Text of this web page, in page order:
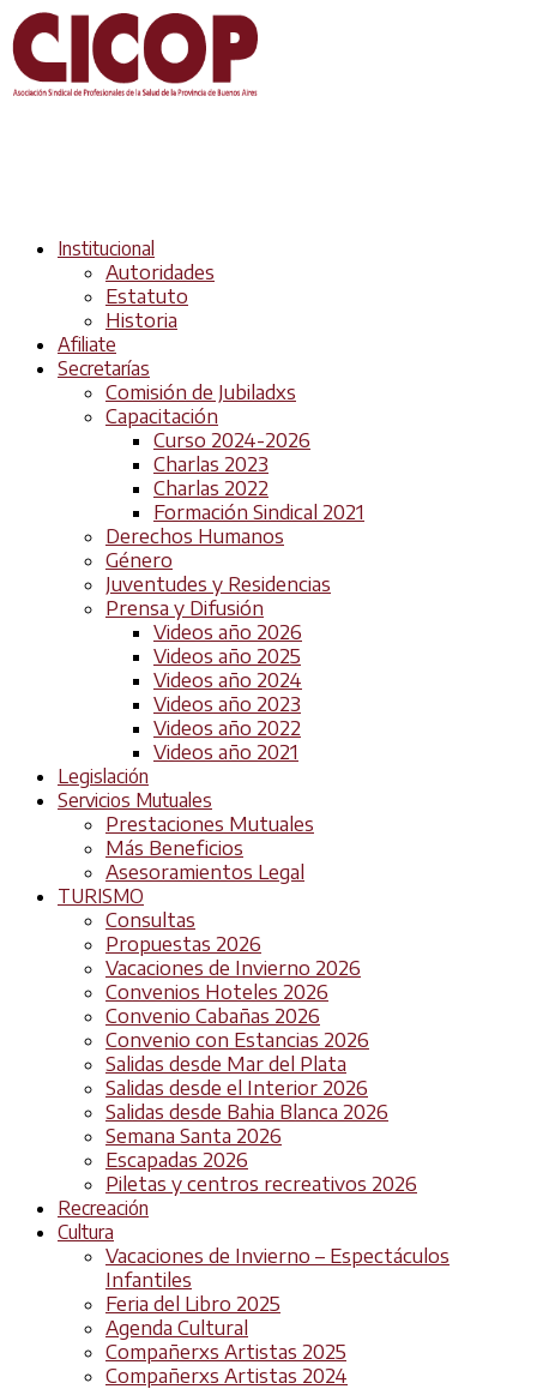
Institucional
Autoridades
Estatuto
Historia
Afiliate
Secretarías
Comisión de Jubiladxs
Capacitación
Curso 2024-2026
Charlas 2023
Charlas 2022
Formación Sindical 2021
Derechos Humanos
Género
Juventudes y Residencias
Prensa y Difusión
Videos año 2026
Videos año 2025
Videos año 2024
Videos año 2023
Videos año 2022
Videos año 2021
Legislación
Servicios Mutuales
Prestaciones Mutuales
Más Beneficios
Asesoramientos Legal
TURISMO
Consultas
Propuestas 2026
Vacaciones de Invierno 2026
Convenios Hoteles 2026
Convenio Cabañas 2026
Convenio con Estancias 2026
Salidas desde Mar del Plata
Salidas desde el Interior 2026
Salidas desde Bahia Blanca 2026
Semana Santa 2026
Escapadas 2026
Piletas y centros recreativos 2026
Recreación
Cultura
Vacaciones de Invierno – Espectáculos
Infantiles
Feria del Libro 2025
Agenda Cultural
Compañerxs Artistas 2025
Compañerxs Artistas 2024